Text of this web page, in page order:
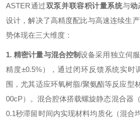
ASTER通过双泵并联容积计量系统与动
设计，解决了高精度配比与高速连续生
势体现在三大维度：
1. 精密计量与混合控制设备采用独立伺
精度±0.5%），通过闭环反馈系统实时
围，尤其适应环氧树脂/聚氨酯等反应型
00cP）。混合腔体搭载螺旋静态混合器
0.1秒滞留时间内实现材料均质化（混合